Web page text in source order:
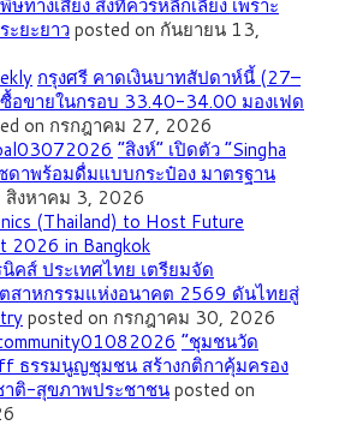
ษทางเสียง สิ่งที่ควรหลีกเลี่ยง เพราะ
ะยะยาวposted on กันยายน 13,
กรุงศรี คาดเงินบาทสัปดาห์นี้ (27–
อขายในกรอบ 33.40-34.00 มองเฟด
on กรกฎาคม 27, 2026
“สิงห์” เปิดตัว “Singha
ดาพร้อมดื่มแบบกระป๋อง มาตรฐาน
สิงหาคม 3, 2026
คส์ ประเทศไทย เตรียมจัด
สาหกรรมแห่งอนาคต 2569 ดันไทยสู่
posted on กรกฎาคม 30, 2026
”ชุมชนวัด
ธรรมนูญชุมชน สร้างกติกาคุ้มครอง
าติ-สุขภาพประชาชนposted on